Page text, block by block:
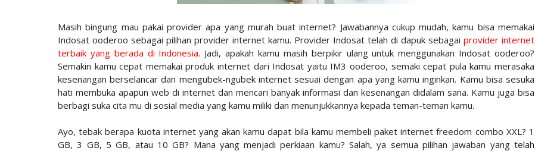
Masih bingung mau pakai provider apa yang murah buat internet? Jawabannya cukup mudah, kamu bisa memakai
Indosat ooderoo sebagai pilihan provider internet kamu. Provider Indosat telah di dapuk sebagai provider internet
terbaik yang berada di Indonesia. Jadi, apakah kamu masih berpikir ulang untuk menggunakan Indosat ooderoo?
Semakin kamu cepat memakai produk internet dari Indosat yaitu IM3 ooderoo, semaki cepat pula kamu merasaka
kesenangan berselancar dan mengubek-ngubek internet sesuai dengan apa yang kamu inginkan. Kamu bisa sesuka
hati membuka apapun web di internet dan mencari banyak informasi dan kesenangan didalam sana. Kamu juga bisa
berbagi suka cita mu di sosial media yang kamu miliki dan menunjukkannya kepada teman-teman kamu.
Ayo, tebak berapa kuota internet yang akan kamu dapat bila kamu membeli paket internet freedom combo XXL? 1
GB, 3 GB, 5 GB, atau 10 GB? Mana yang menjadi perkiaan kamu? Salah, ya semua pilihan jawaban yang telah